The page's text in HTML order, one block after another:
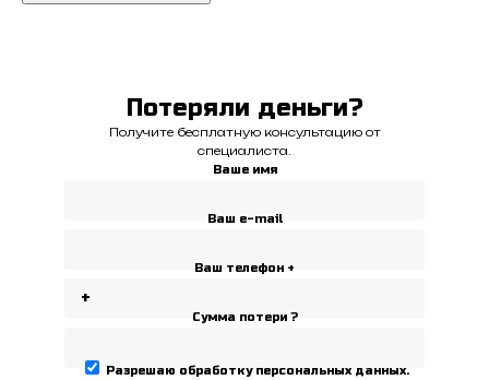
Потеряли деньги?
Получите бесплатную консультацию от
специалиста.
Ваше имя
Ваш e-mail
Ваш телефон +
Сумма потери ?
Разрешаю обработку персональных данных.